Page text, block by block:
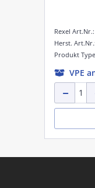
Rexel Art.Nr.:
Produkt
Herst. Art.Nr.:
VPE